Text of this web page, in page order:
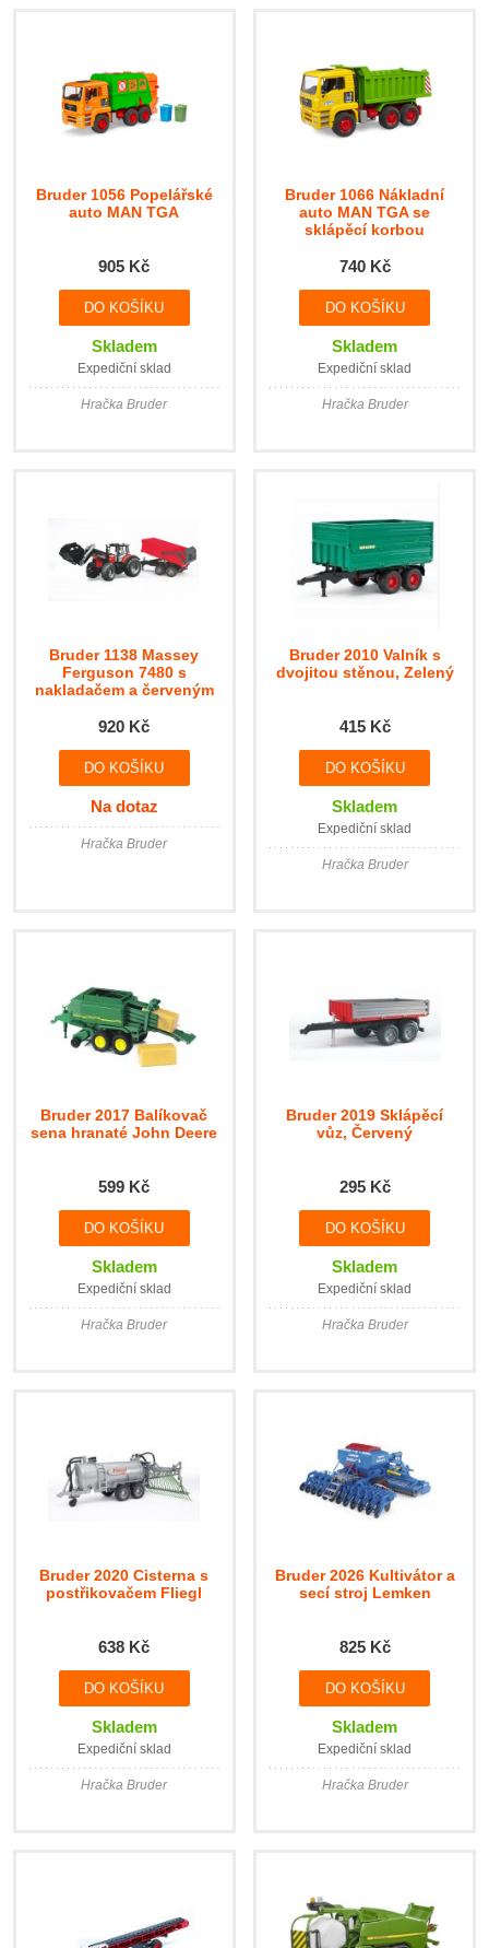
Bruder 1056 Popelářské
auto MAN TGA
905 Kč
Skladem
Expediční sklad
Hračka Bruder
Bruder 1066 Nákladní
auto MAN TGA se
sklápěcí korbou
740 Kč
Skladem
Expediční sklad
Hračka Bruder
Bruder 1138 Massey
Ferguson 7480 s
nakladačem a červeným
920 Kč
Na dotaz
Hračka Bruder
Bruder 2010 Valník s
dvojitou stěnou, Zelený
415 Kč
Skladem
Expediční sklad
Hračka Bruder
Bruder 2017 Balíkovač
sena hranaté John Deere
599 Kč
Skladem
Expediční sklad
Hračka Bruder
Bruder 2019 Sklápěcí
vůz, Červený
295 Kč
Skladem
Expediční sklad
Hračka Bruder
Bruder 2020 Cisterna s
postřikovačem Fliegl
638 Kč
Skladem
Expediční sklad
Hračka Bruder
Bruder 2026 Kultivátor a
secí stroj Lemken
825 Kč
Skladem
Expediční sklad
Hračka Bruder